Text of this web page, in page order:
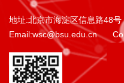
地址:北京市海淀区信息路48号
Email:wsc@bsu.edu.cn